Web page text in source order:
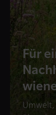
Für
Umwelt,